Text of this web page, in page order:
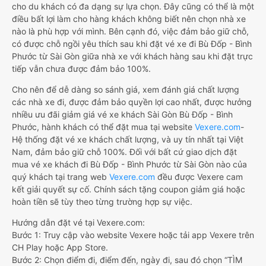
cho du khách có đa dạng sự lựa chọn. Đây cũng có thể là một
điều bất lợi làm cho hàng khách không biết nên chọn nhà xe
nào là phù hợp với mình. Bên cạnh đó, việc đảm bảo giữ chỗ,
có được chỗ ngồi yêu thích sau khi đặt vé xe đi Bù Đốp - Bình
Phước từ Sài Gòn giữa nhà xe với khách hàng sau khi đặt trực
tiếp vẫn chưa được đảm bảo 100%.
Cho nên để dễ dàng so sánh giá, xem đánh giá chất lượng
các nhà xe đi, được đảm bảo quyền lợi cao nhất, được hưởng
nhiều ưu đãi giảm giá vé xe khách Sài Gòn Bù Đốp - Bình
Phước, hành khách có thể đặt mua tại website Vexere.com-
Hệ thống đặt vé xe khách chất lượng, và uy tín nhất tại Việt
Nam, đảm bảo giữ chỗ 100%. Đối với bất cứ giao dịch đặt
mua vé xe khách đi Bù Đốp - Bình Phước từ Sài Gòn nào của
quý khách tại trang web Vexere.com đều được Vexere cam
kết giải quyết sự cố. Chính sách tặng coupon giảm giá hoặc
hoàn tiền sẽ tùy theo từng trường hợp sự việc.
Hướng dẫn đặt vé tại Vexere.com:
Bước 1: Truy cập vào website Vexere hoặc tải app Vexere trên
CH Play hoặc App Store.
Bước 2: Chọn điểm đi, điểm đến, ngày đi, sau đó chọn “TÌM